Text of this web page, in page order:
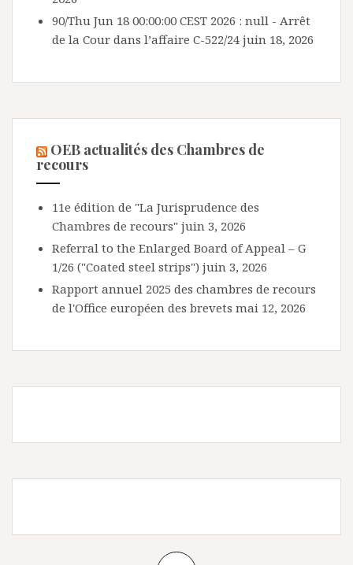
90/Thu Jun 18 00:00:00 CEST 2026 : null - Arrêt
de la Cour dans l’affaire C-522/24 juin 18, 2026
OEB actualités des Chambres de
recours
11e édition de "La Jurisprudence des
Chambres de recours" juin 3, 2026
Referral to the Enlarged Board of Appeal – G
1/26 ("Coated steel strips") juin 3, 2026
Rapport annuel 2025 des chambres de recours
de l'Office européen des brevets mai 12, 2026